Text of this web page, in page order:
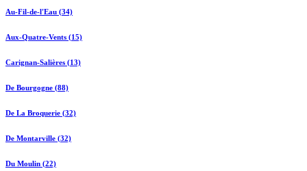
Au-Fil-de-l'Eau (34)
Aux-Quatre-Vents (15)
Carignan-Salières (13)
De Bourgogne (88)
De La Broquerie (32)
De Montarville (32)
Du Moulin (22)